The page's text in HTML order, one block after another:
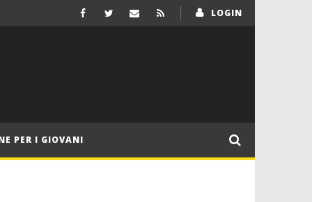
LOGIN
PER I GIOVANI